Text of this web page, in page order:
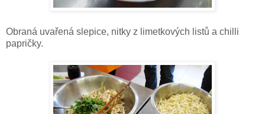
Obraná uvařená slepice, nitky z limetkových listů a chilli
papričky.